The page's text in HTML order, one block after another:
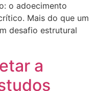
o adoecimento
Mais do que um
desafio estrutural
a